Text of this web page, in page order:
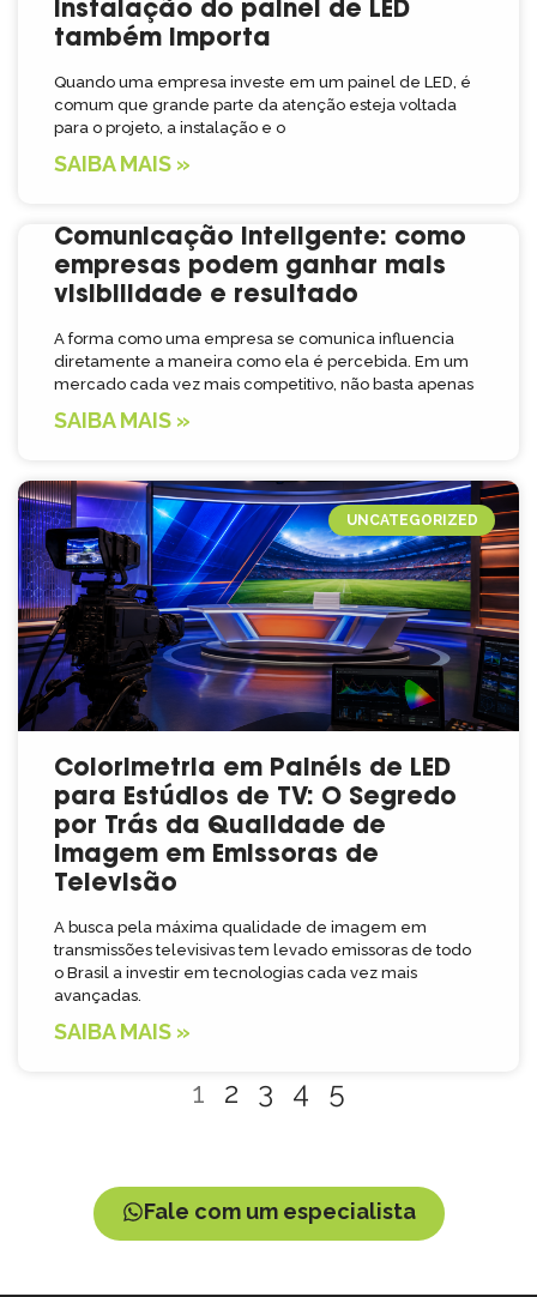
instalação do painel de LED
também importa
Quando uma empresa investe em um painel de LED, é
comum que grande parte da atenção esteja voltada
para o projeto, a instalação e o
SAIBA MAIS »
Comunicação inteligente: como
empresas podem ganhar mais
visibilidade e resultado
A forma como uma empresa se comunica influencia
diretamente a maneira como ela é percebida. Em um
mercado cada vez mais competitivo, não basta apenas
SAIBA MAIS »
UNCATEGORIZED
Colorimetria em Painéis de LED
para Estúdios de TV: O Segredo
por Trás da Qualidade de
Imagem em Emissoras de
Televisão
A busca pela máxima qualidade de imagem em
transmissões televisivas tem levado emissoras de todo
o Brasil a investir em tecnologias cada vez mais
avançadas.
SAIBA MAIS »
1 2 3 4 5
Fale com um especialista